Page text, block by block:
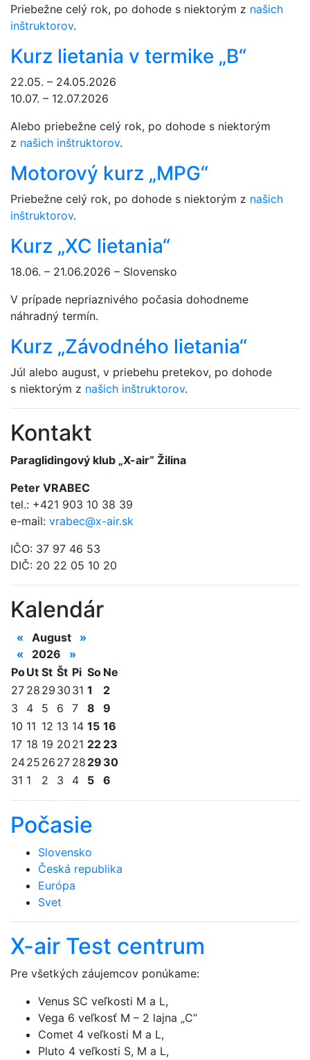
Priebežne celý rok, po dohode s niektorým z našich
inštruktorov.
Kurz lietania v termike „B“
22.05. – 24.05.2026
10.07. – 12.07.2026
Alebo priebežne celý rok, po dohode s niektorým
z našich inštruktorov.
Motorový kurz „MPG“
Priebežne celý rok, po dohode s niektorým z našich
inštruktorov.
Kurz „XC lietania“
18.06. – 21.06.2026 – Slovensko
V prípade nepriaznivého počasia dohodneme
náhradný termín.
Kurz „Závodného lietania“
Júl alebo august, v priebehu pretekov, po dohode
s niektorým z našich inštruktorov.
Kontakt
Paraglidingový klub „X-air“ Žilina
Peter VRABEC
tel.: +421 903 10 38 39
e-mail: vrabec@x-air.sk
IČO: 37 97 46 53
DIČ: 20 22 05 10 20
Kalendár
« August
»
«
2026
»
PoUt St Št Pi So Ne
27 28 29 30 31 1
2
3
4 5 6 7 8
9
10 11 12 13 14 15 16
17 18 19 20 21 22 23
2425 26 27 28 29 30
31 1 2 3 4 5 6
Počasie
Slovensko
Česká republika
Európa
Svet
X-air Test centrum
Pre všetkých záujemcov ponúkame:
Venus SC veľkosti M a L,
Vega 6 veľkosť M – 2 lajna „C“
Comet 4 veľkosti M a L,
Pluto 4 veľkosti S, M a L,